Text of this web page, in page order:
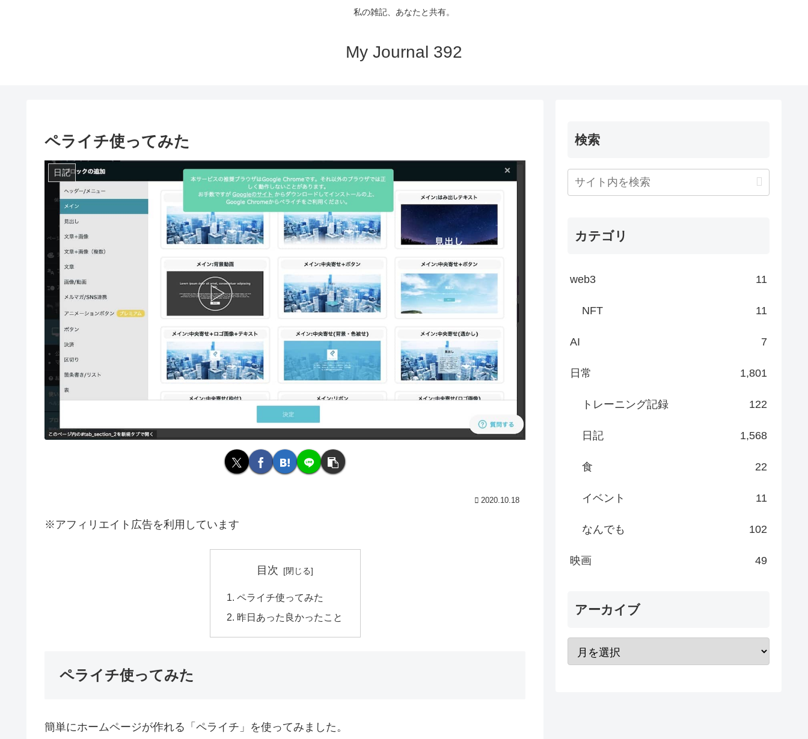
私の雑記、あなたと共有。
My Journal 392
ペライチ使ってみた
日記
2020.10.18
※アフィリエイト広告を利用しています
目次
ペライチ使ってみた
昨日あった良かったこと
ペライチ使ってみた
簡単にホームページが作れる「ペライチ」を使ってみました。
検索
カテゴリ
web3 11
NFT 11
AI 7
日常 1,801
トレーニング記録 122
日記 1,568
食 22
イベント 11
なんでも 102
映画 49
アーカイブ